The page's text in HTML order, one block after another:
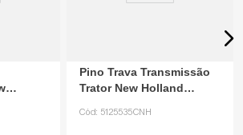
Pino Trava Transmissão
Trator New Holland
Cód: 5125535CNH